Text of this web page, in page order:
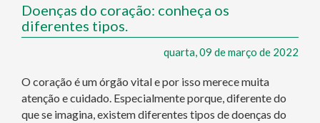
Doenças do coração: conheça os
diferentes tipos.
quarta, 09 de março de 2022
O coração é um órgão vital e por isso merece muita
atenção e cuidado. Especialmente porque, diferente do
que se imagina, existem diferentes tipos de doenças do